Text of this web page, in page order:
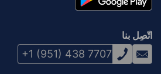
اتّصِل بنا
+1 (951) 438 7707